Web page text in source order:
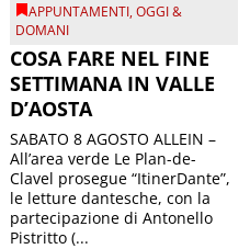
APPUNTAMENTI,OGGI &
DOMANI
COSA FARE NEL FINE
SETTIMANA IN VALLE
D’AOSTA
SABATO 8 AGOSTO ALLEIN –
All’area verde Le Plan-de-
Clavel prosegue “ItinerDante”,
le letture dantesche, con la
partecipazione di Antonello
Pistritto (...